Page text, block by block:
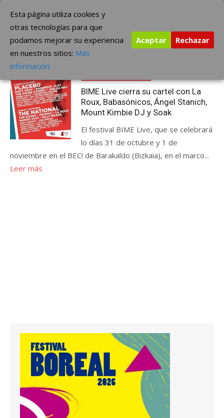
contenido
The Borderline Music
Etiqueta:Ángel Stanich
BIME Live cierra su cartel con La
Roux, Babasónicos, Ángel Stanich,
Mount Kimbie DJ y Soak
El festival BIME Live, que se celebrará
lo días 31 de octubre y 1 de
noviembre en el BEC! de Barakaldo (Bizkaia), en el marco...
Leer más
Esta página utiliza cookies y
otras tecnologías para que
podamos mejorar su experiencia
en nuestros sitios: Más
información.
Aceptar Rechazar